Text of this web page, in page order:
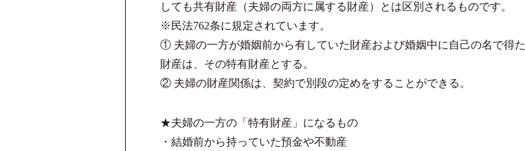
しても共有財産（夫婦の両方に属する財産）とは区別されるものです。
※民法762条に規定されています。
① 夫婦の一方が婚姻前から有していた財産および婚姻中に自己の名で得た
財産は、その特有財産とする。
② 夫婦の財産関係は、契約で別段の定めをすることができる。
★夫婦の一方の「特有財産」になるもの
・結婚前から持っていた預金や不動産